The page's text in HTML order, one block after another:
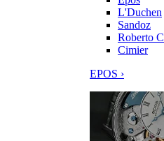
L'Duchen
Sandoz
Roberto
Cimier
EPOS ›